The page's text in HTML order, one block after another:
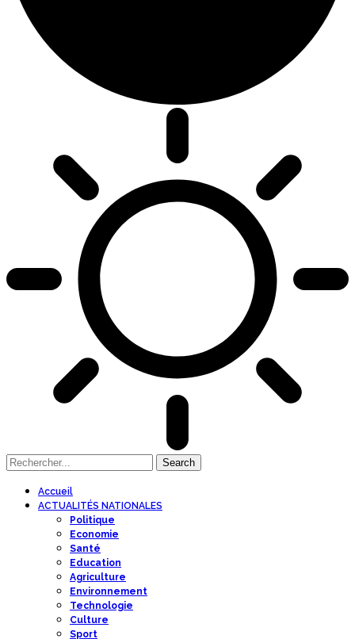
Accueil
ACTUALITÉS NATIONALES
Politique
Economie
Santé
Education
Agriculture
Environnement
Technologie
Culture
Sport